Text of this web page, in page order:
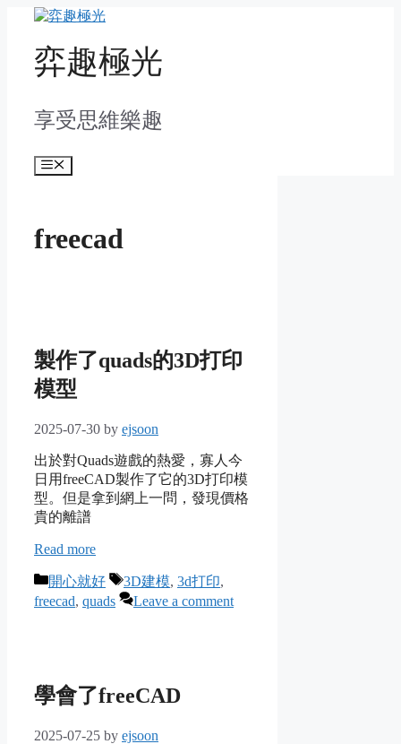
content弈趣極光
享受思維樂趣
Menu
freecad
製作了quads的3D打印
模型
2025-07-30 by ejsoon
出於對Quads遊戲的熱愛，寡人今
日用freeCAD製作了它的3D打印模
型。但是拿到網上一問，發現價格
貴的離譜
Read more
Categories
開心就好 Tags
3D建模, 3d打印,
freecad, quads Leave a comment
學會了freeCAD
2025-07-25 by ejsoon